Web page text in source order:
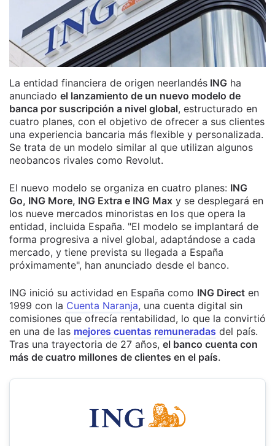
La entidad financiera de origen neerlandés ING ha
anunciado el lanzamiento de un nuevo modelo de
banca por suscripción a nivel global, estructurado en
cuatro planes, con el objetivo de ofrecer a sus clientes
una experiencia bancaria más flexible y personalizada.
Se trata de un modelo similar al que utilizan algunos
neobancos rivales como Revolut.
El nuevo modelo se organiza en cuatro planes: ING
Go, ING More, ING Extra e ING Max y se desplegará en
los nueve mercados minoristas en los que opera la
entidad, incluida España. "El modelo se implantará de
forma progresiva a nivel global, adaptándose a cada
mercado, y tiene prevista su llegada a España
próximamente", han anunciado desde el banco.
ING inició su actividad en España como ING Direct en
1999 con la Cuenta Naranja, una cuenta digital sin
comisiones que ofrecía rentabilidad, lo que la convirtió
en una de las mejores cuentas remuneradas del país.
Tras una trayectoria de 27 años, el banco cuenta con
más de cuatro millones de clientes en el país.